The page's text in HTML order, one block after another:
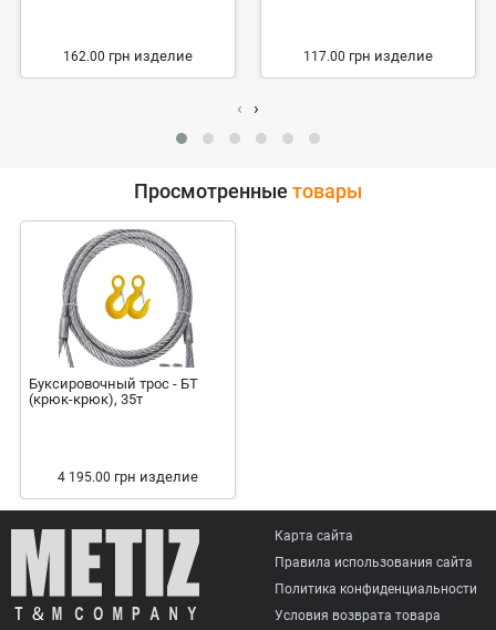
162.00 грн изделие 117.00 грн изделие
‹ ›
Просмотренные товары
Буксировочный трос - БТ
(крюк-крюк), 35т
4 195.00 грн изделие
Карта сайта
Правила использования сайта
Политика конфиденциальности
Условия возврата товарa